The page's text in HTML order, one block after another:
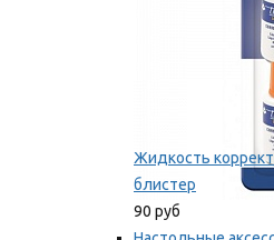
Жидкость
блистер
90 руб